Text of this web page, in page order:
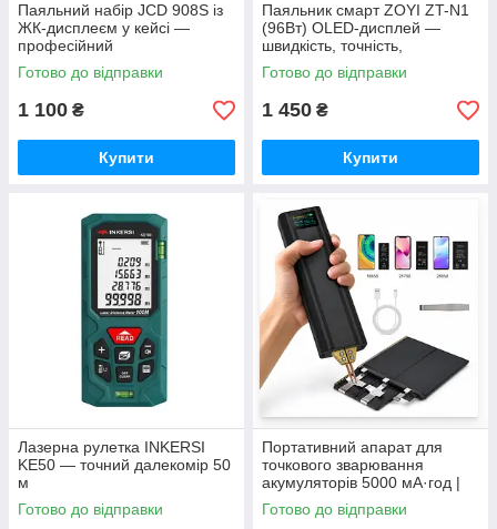
Паяльний набір JCD 908S із
ЖК-дисплеєм у кейсі —
професійний
терморегульований паяльник
80 Вт
Готово до відправки
1 100 ₴
Купити
Паяльник смарт ZOYI ZT-N1
(96Вт) OLED-дисплей —
швидкість, точність,
портативність
Готово до відправки
1 450 ₴
Купити
Лазерна рулетка INKERSI
KE50 — точний далекомір 50
м
Готово до відправки
Портативний апарат для
точкового зварювання
акумуляторів 5000 мА·год |
Spot Welder | Для 18650,
21700, 26650 | 5 режимів
Готово до відправки